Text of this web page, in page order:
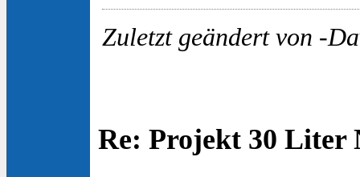
Zuletzt geändert von -
Re: Projekt 30 Liter